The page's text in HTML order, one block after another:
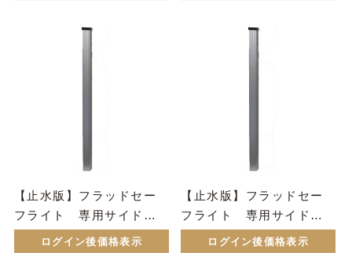
【止水版】フラッドセー
フライト 専用サイド柱
（FLS-01）
ログイン後価格表示
【止水版】フラッドセー
フライト 専用サイド柱L
（FLS-03）
ログイン後価格表示